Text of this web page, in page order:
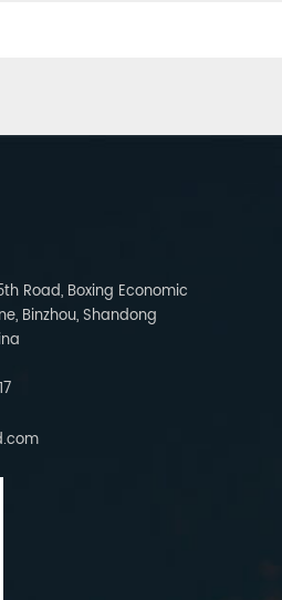
Road, Boxing Economic
Binzhou, Shandong